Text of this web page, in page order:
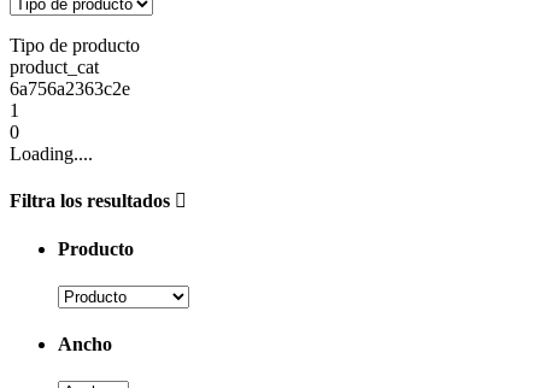
Tipo de producto
product_cat
6a756a2363c2e
1
0
Loading....
Filtra los resultados
Producto
Ancho